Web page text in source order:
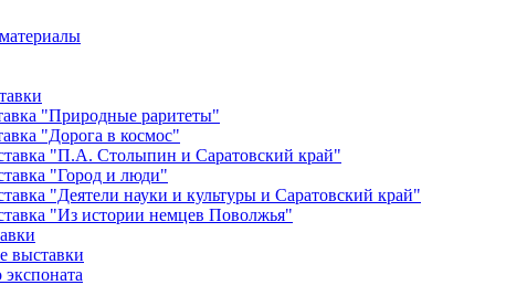
"Природные раритеты"
"Дорога в космос"
"П.А. Столыпин и Саратовский край"
"Город и люди"
"Деятели науки и культуры и Саратовский край"
"Из истории немцев Поволжья"
выставки